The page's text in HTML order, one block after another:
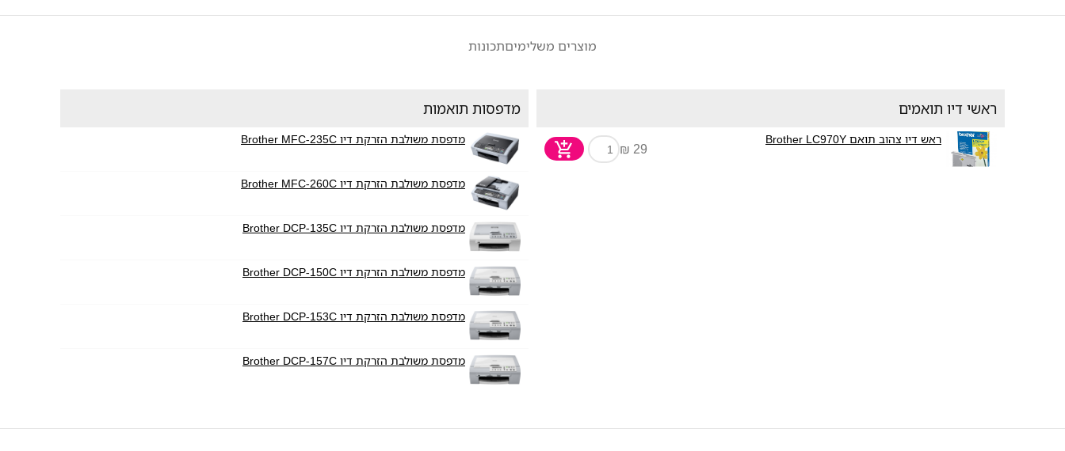
מוצרים משלימיםתכונות
ראשי דיו תואמים
ראש דיו צהוב תואם Brother LC970Y
29 ₪
מדפסות תואמות
מדפסת משולבת הזרקת דיו Brother MFC-235C
מדפסת משולבת הזרקת דיו Brother MFC-260C
מדפסת משולבת הזרקת דיו Brother DCP-135C
מדפסת משולבת הזרקת דיו Brother DCP-150C
מדפסת משולבת הזרקת דיו Brother DCP-153C
מדפסת משולבת הזרקת דיו Brother DCP-157C